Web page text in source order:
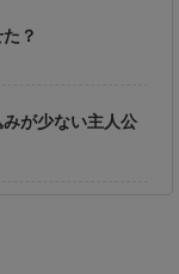
？
みが少ない主人公